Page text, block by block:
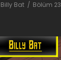
Billy Bat Bölüm 23